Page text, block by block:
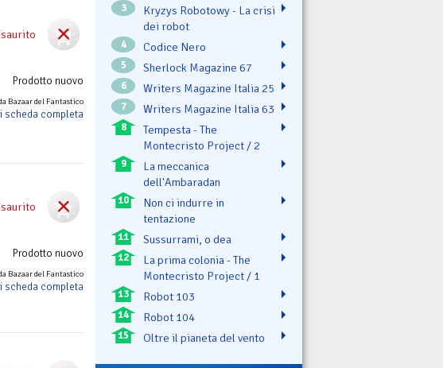
Prodotto nuovo
Bazaar del Fantastico
scheda completa
Prodotto nuovo
Bazaar del Fantastico
scheda completa
3
Kryzys Robotowy - La crisi
dei robot
4 Codice Nero
5 Sherlock Magazine 67
6 Writers Magazine Italia 25
7 Writers Magazine Italia 63
8
Tempesta - The
Montecristo Project / 2
9
La meccanica
dell'Ambaradan
10
Non ci indurre in
tentazione
11 Sussurrami, o dea
12
La prima colonia - The
Montecristo Project / 1
13 Robot 103
14 Robot 104
15 Oltre il pianeta del vento